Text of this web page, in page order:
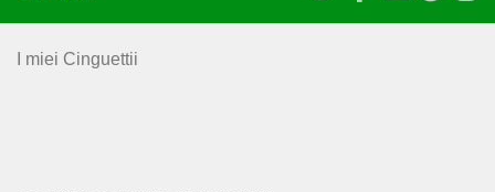
I miei Cinguettii